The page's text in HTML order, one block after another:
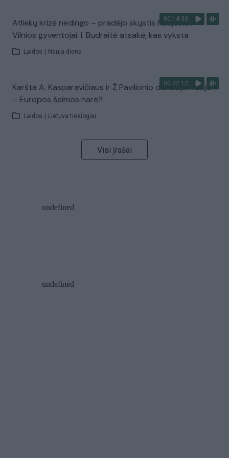
00:14:33
Atliekų krizė nedingo – pradėjo skųstis Naujosios
Vilnios gyventojai: I. Budraitė atsakė, kas vyksta
Laidos Nauja diena
00:42:12
Karšta A. Kasparavičiaus ir Ž Pavilionio diskusija: Rusija
– Europos šeimos narė?
Laidos Lietuva tiesiogiai
Visi įrašai